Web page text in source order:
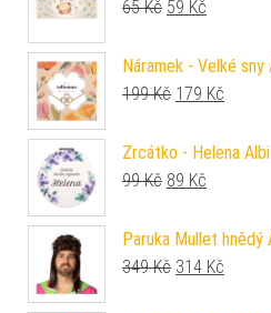
65Kč Původní cena
59 Kč
Náramek - Velké sny
199Kč Původní cena
179 Kč
Zrcátko - Helena Albi
99Kč Původní cena
89 Kč
Paruka Mullet hnědý
349Kč Původní cena
314 Kč